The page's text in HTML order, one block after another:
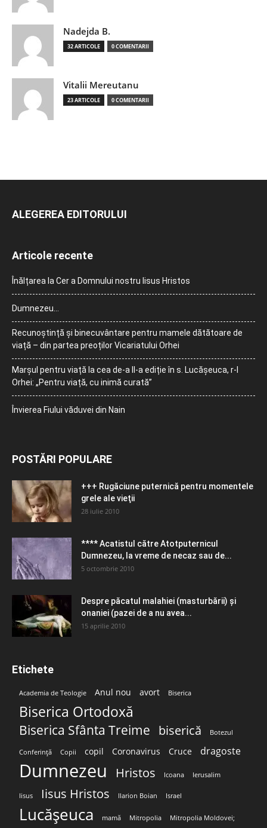
Nadejda B.
32 ARTICOLE 0 COMENTARII
Vitalii Mereutanu
23 ARTICOLE 0 COMENTARII
ALEGEREA EDITORULUI
Articole recente
Înălțarea la Cer a Domnului nostru Iisus Hristos
Dumnezeu…
Recunoștință și binecuvântare pentru mamele dătătoare de
viață – din partea preoților Vicariatului Orhei
Marșul pentru viață la cea de-a II-a ediție în s. Lucășeuca, r-l
Orhei: „Pentru viață, cu inimă curată”
Învierea Fiului văduvei din Nain
POSTĂRI POPULARE
+++ Rugăciune puternică pentru momentele
grele ale vieţii
28 iulie 2010
**** Acatistul către Atotputernicul
Dumnezeu, la vreme de necaz sau de...
5 octombrie 2010
Despre păcatul malahiei (masturbării) şi
onaniei (pazei de a nu avea...
15 aprilie 2010
Etichete
Academia de Teologie Anul nou avort Biserica
Biserica Ortodoxă
Biserica Sfânta Treime biserică Botezul
Conferință Copii copil Coronavirus Cruce dragoste
Dumnezeu Hristos Icoana Ierusalim
Iisus Iisus Hristos Ilarion Boian Israel
Lucășeuca mamă Mitropolia Mitropolia Moldovei;